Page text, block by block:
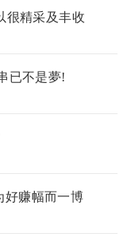
很精采及丰收
已不是夢!
好赚幅而一博